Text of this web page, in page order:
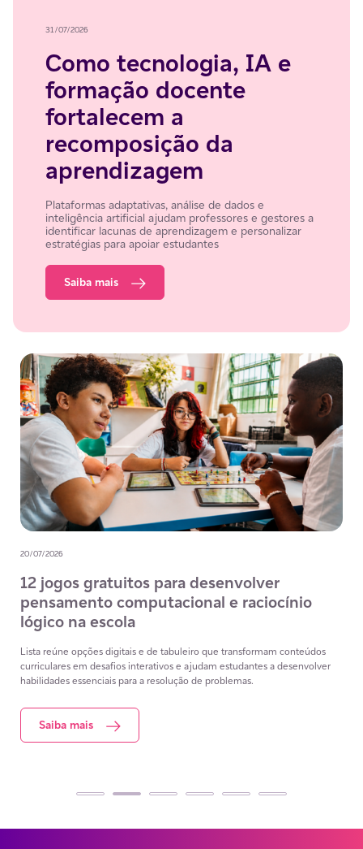
31/07/2026
Como tecnologia, IA e
formação docente
fortalecem a
recomposição da
aprendizagem
Plataformas adaptativas, análise de dados e
inteligência artificial ajudam professores e gestores a
identificar lacunas de aprendizagem e personalizar
estratégias para apoiar estudantes
Saiba mais
20/07/2026
12 jogos gratuitos para desenvolver
pensamento computacional e raciocínio
lógico na escola
Lista reúne opções digitais e de tabuleiro que transformam conteúdos
curriculares em desafios interativos e ajudam estudantes a desenvolver
habilidades essenciais para a resolução de problemas.
Saiba mais